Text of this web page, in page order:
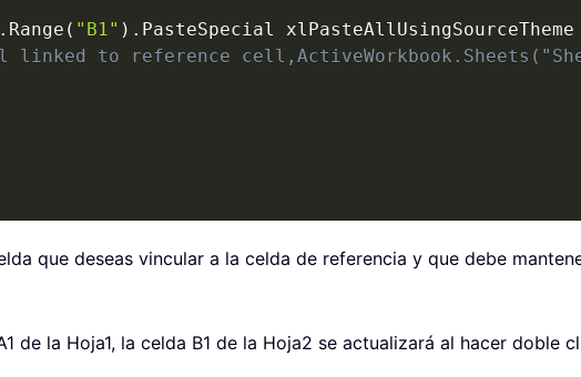
. Range ( "B1" ) . PasteSpecial xlPasteAllUsingSourceTheme
linked to reference
que deseas vincular a la celda de referencia y que debe
de la Hoja1, la celda B1 de la Hoja2 se actualizará al hacer doble